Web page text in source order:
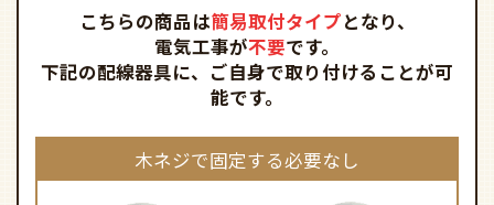
こちらの商品は簡易取付タイプとなり、
電気工事が不要です。
下記の配線器具に、ご自身で取り付けることが可
能です。
木ネジで固定する必要なし